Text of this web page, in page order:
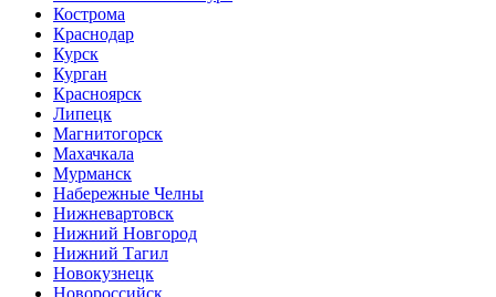
Кострома
Краснодар
Курск
Курган
Красноярск
Липецк
Магнитогорск
Махачкала
Мурманск
Набережные Челны
Нижневартовск
Нижний Новгород
Нижний Тагил
Новокузнецк
Новороссийск